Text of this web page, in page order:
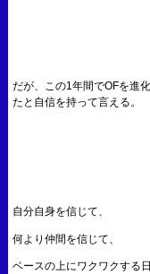
だが、この1年間でOFを進
たと自信を持って言える。
自分自身を信じて、
何より仲間を信じて、
ベースの上にワクワクする